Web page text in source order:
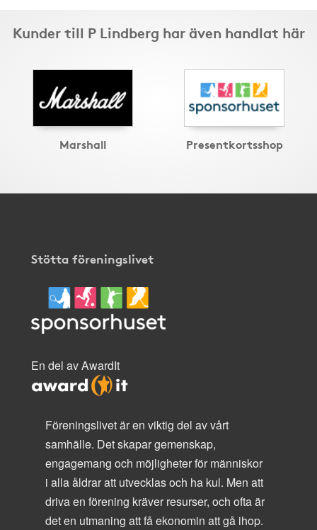
Kunder till P Lindberg har även handlat här
Marshall Presentkortsshop
Stötta föreningslivet
En del av AwardIt
Föreningslivet är en viktig del av vårt
samhälle. Det skapar gemenskap,
engagemang och möjligheter för människor
i alla åldrar att utvecklas och ha kul. Men att
driva en förening kräver resurser, och ofta är
det en utmaning att få ekonomin att gå ihop.